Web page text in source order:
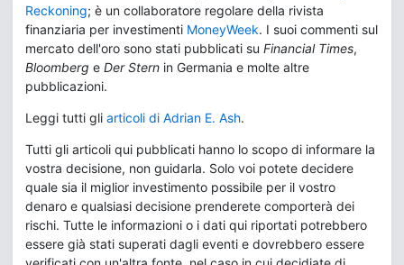
Reckoning; è un collaboratore regolare della rivista
finanziaria per investimenti MoneyWeek. I suoi commenti sul
mercato dell'oro sono stati pubblicati su Financial Times,
Bloomberg e Der Stern in Germania e molte altre
pubblicazioni.
Leggi tutti gli articoli di Adrian E. Ash.
Tutti gli articoli qui pubblicati hanno lo scopo di informare la
vostra decisione, non guidarla. Solo voi potete decidere
quale sia il miglior investimento possibile per il vostro
denaro e qualsiasi decisione prenderete comporterà dei
rischi. Tutte le informazioni o i dati qui riportati potrebbero
essere già stati superati dagli eventi e dovrebbero essere